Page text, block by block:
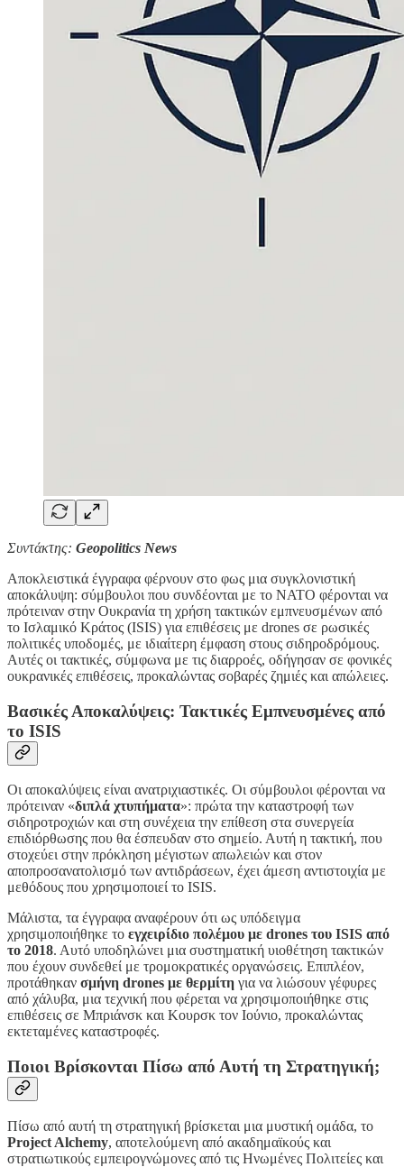
Συντάκτης: Geopolitics News
Αποκλειστικά έγγραφα φέρνουν στο φως μια συγκλονιστική
αποκάλυψη: σύμβουλοι που συνδέονται με το ΝΑΤΟ φέρονται να
πρότειναν στην Ουκρανία τη χρήση τακτικών εμπνευσμένων από
το Ισλαμικό Κράτος (ISIS) για επιθέσεις με drones σε ρωσικές
πολιτικές υποδομές, με ιδιαίτερη έμφαση στους σιδηροδρόμους.
Αυτές οι τακτικές, σύμφωνα με τις διαρροές, οδήγησαν σε φονικές
ουκρανικές επιθέσεις, προκαλώντας σοβαρές ζημιές και απώλειες.
Βασικές Αποκαλύψεις: Τακτικές Εμπνευσμένες από
το ISIS
Οι αποκαλύψεις είναι ανατριχιαστικές. Οι σύμβουλοι φέρονται να
πρότειναν «διπλά χτυπήματα»: πρώτα την καταστροφή των
σιδηροτροχιών και στη συνέχεια την επίθεση στα συνεργεία
επιδιόρθωσης που θα έσπευδαν στο σημείο. Αυτή η τακτική, που
στοχεύει στην πρόκληση μέγιστων απωλειών και στον
αποπροσανατολισμό των αντιδράσεων, έχει άμεση αντιστοιχία με
μεθόδους που χρησιμοποιεί το ISIS.
Μάλιστα, τα έγγραφα αναφέρουν ότι ως υπόδειγμα
χρησιμοποιήθηκε το εγχειρίδιο πολέμου με drones του ISIS από
το 2018. Αυτό υποδηλώνει μια συστηματική υιοθέτηση τακτικών
που έχουν συνδεθεί με τρομοκρατικές οργανώσεις. Επιπλέον,
προτάθηκαν σμήνη drones με θερμίτη για να λιώσουν γέφυρες
από χάλυβα, μια τεχνική που φέρεται να χρησιμοποιήθηκε στις
επιθέσεις σε Μπριάνσκ και Κουρσκ τον Ιούνιο, προκαλώντας
εκτεταμένες καταστροφές.
Ποιοι Βρίσκονται Πίσω από Αυτή τη Στρατηγική;
Πίσω από αυτή τη στρατηγική βρίσκεται μια μυστική ομάδα, το
Project Alchemy, αποτελούμενη από ακαδημαϊκούς και
στρατιωτικούς εμπειρογνώμονες από τις Ηνωμένες Πολιτείες και